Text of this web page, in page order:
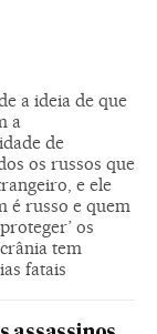
a ideia de que
a
de
os russos que
e ele
é russo e quem
os
tem
fatais